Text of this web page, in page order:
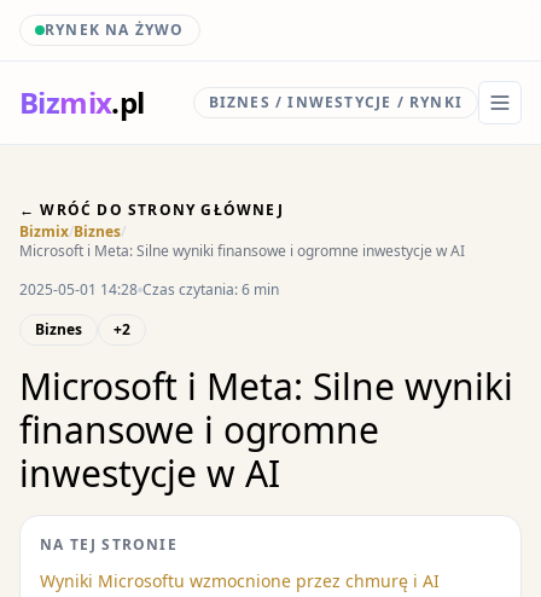
RYNEK NA ŻYWO
Bizmix.pl BIZNES / INWESTYCJE / RYNKI
← WRÓĆ DO STRONY GŁÓWNEJ
Bizmix/Biznes/
Microsoft i Meta: Silne wyniki finansowe i ogromne inwestycje w AI
2025-05-01 14:28 Czas czytania: 6 min
Biznes
+2
Microsoft i Meta: Silne wyniki
finansowe i ogromne
inwestycje w AI
NA TEJ STRONIE
Wyniki Microsoftu wzmocnione przez chmurę i AI